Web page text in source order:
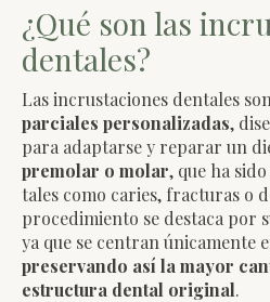
¿Qué son las
dentales?
Las incrustaciones dentales son
parciales personalizadas,
para adaptarse y reparar un
premolar o molar, que ha
tales como caries, fracturas o
procedimiento se destaca por
ya que se centran únicamente
preservando así la mayor
estructura dental original.